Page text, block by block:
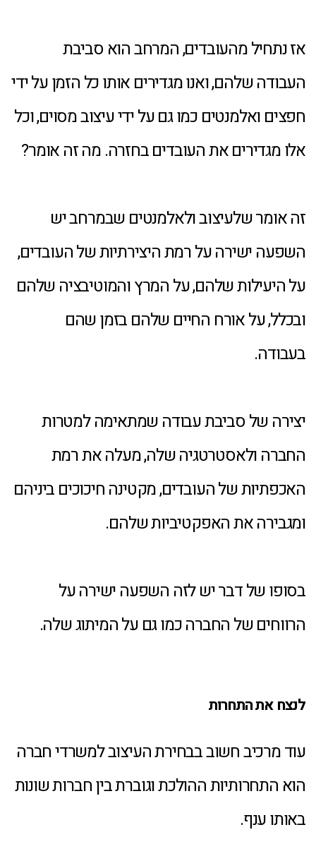
אז נתחיל מהעובדים, המרחב הוא סביבת
העבודה שלהם, ואנו מגדירים אותו כל הזמן על ידי
חפצים ואלמנטים כמו גם על ידי עיצוב מסוים, וכל
אלו מגדירים את העובדים בחזרה. מה זה אומר?
זה אומר שלעיצוב ולאלמנטים שבמרחב יש
השפעה ישירה על רמת היצירתיות של העובדים,
על היעילות שלהם, על המרץ והמוטיבציה שלהם
ובכלל, על אורח החיים שלהם בזמן שהם
בעבודה.
יצירה של סביבת עבודה שמתאימה למטרות
החברה ולאסטרטגיה שלה, מעלה את רמת
האכפתיות של העובדים, מקטינה חיכוכים ביניהם
ומגבירה את האפקטיביות שלהם.
בסופו של דבר יש לזה השפעה ישירה על
הרווחים של החברה כמו גם על המיתוג שלה.
לנצח את התחרות
עוד מרכיב חשוב בבחירת העיצוב למשרדי חברה
הוא התחרותיות ההולכת וגוברת בין חברות שונות
באותו ענף.